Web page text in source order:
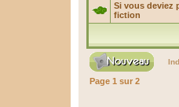
Si vous deviez
fiction
Page 1 sur 2